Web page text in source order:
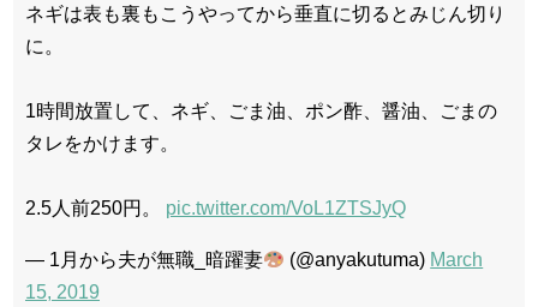
ネギは表も裏もこうやってから垂直に切るとみじん切り
に。
1時間放置して、ネギ、ごま油、ポン酢、醤油、ごまの
タレをかけます。
2.5人前250円。 pic.twitter.com/VoL1ZTSJyQ
— 1月から夫が無職_暗躍妻 (@anyakutuma) March
15, 2019